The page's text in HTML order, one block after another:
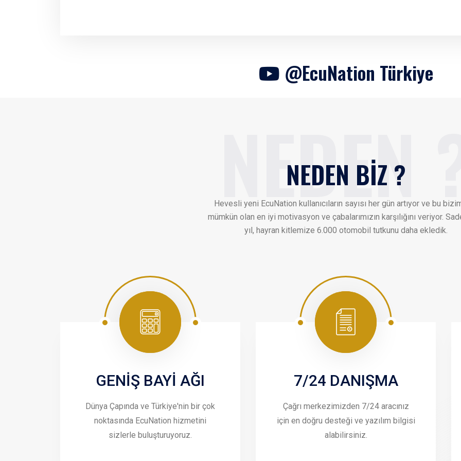
@EcuNation Türkiye
NEDEN BİZ ?
Hevesli yeni EcuNation kullanıcıların sayısı her gün artıyor ve bu
mümkün olan en iyi motivasyon ve çabalarımızın karşılığını veriyor.
yıl, hayran kitlemize 6.000 otomobil tutkunu daha ekledik.
GENİŞ BAYİ AĞI
Dünya Çapında ve Türkiye'nin bir çok
noktasında EcuNation hizmetini
sizlerle buluşturuyoruz.
7/24 DANIŞMA
Çağrı merkezimizden 7/24 aracınız
için en doğru desteği ve yazılım bilgisi
alabilirsiniz.